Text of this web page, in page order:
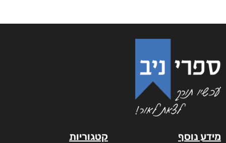
מידע נוסף קטגוריות